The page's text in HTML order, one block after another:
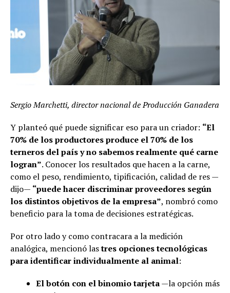
Sergio Marchetti, director nacional de Producción Ganadera
Y planteó qué puede significar eso para un criador: “El
70% de los productores produce el 70% de los
terneros del país y no sabemos realmente qué carne
logran”. Conocer los resultados que hacen a la carne,
como el peso, rendimiento, tipificación, calidad de res —
dijo— “puede hacer discriminar proveedores según
los distintos objetivos de la empresa”, nombró como
beneficio para la toma de decisiones estratégicas.
Por otro lado y como contracara a la medición
analógica, mencionó lastres opciones tecnológicas
para identificar individualmente al animal:
El botón con el binomio tarjeta—la opción más